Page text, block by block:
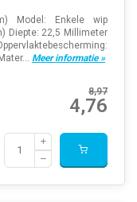
Model: Enkele wip
Diepte: 22,5 Millimeter
Meer informatie »
8,97
4,76